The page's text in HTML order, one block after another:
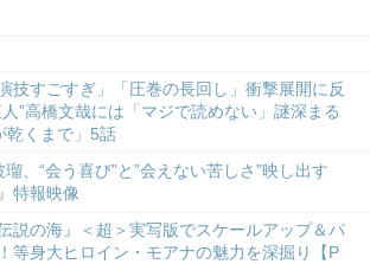
技すごすぎ」「圧巻の長回し」衝撃展開に反
”高橋文哉には「マジで読めない」謎深まる
乾くまで」5話
、“会う喜び”と”会えない苦しさ”映し出す
特報映像
説の海』＜超＞実写版でスケールアップ＆パ
等身大ヒロイン・モアナの魅力を深掘り【P